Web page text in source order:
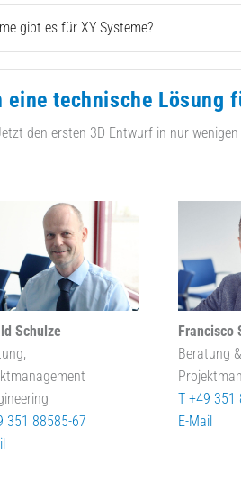
gibt es für XY Systeme?
eine technische Lösung
den ersten 3D Entwurf in nur
Schulze
351 88585-67
Francisco
Beratung &
T +49 351
E-Mail